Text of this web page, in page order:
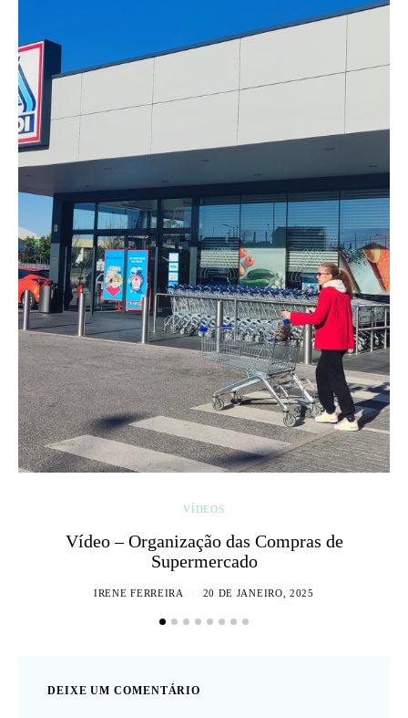
VÍDEOS
Vídeo – Organização das Compras de
Supermercado
IRENE FERREIRA 20 DE JANEIRO, 2025
DEIXE UM COMENTÁRIO